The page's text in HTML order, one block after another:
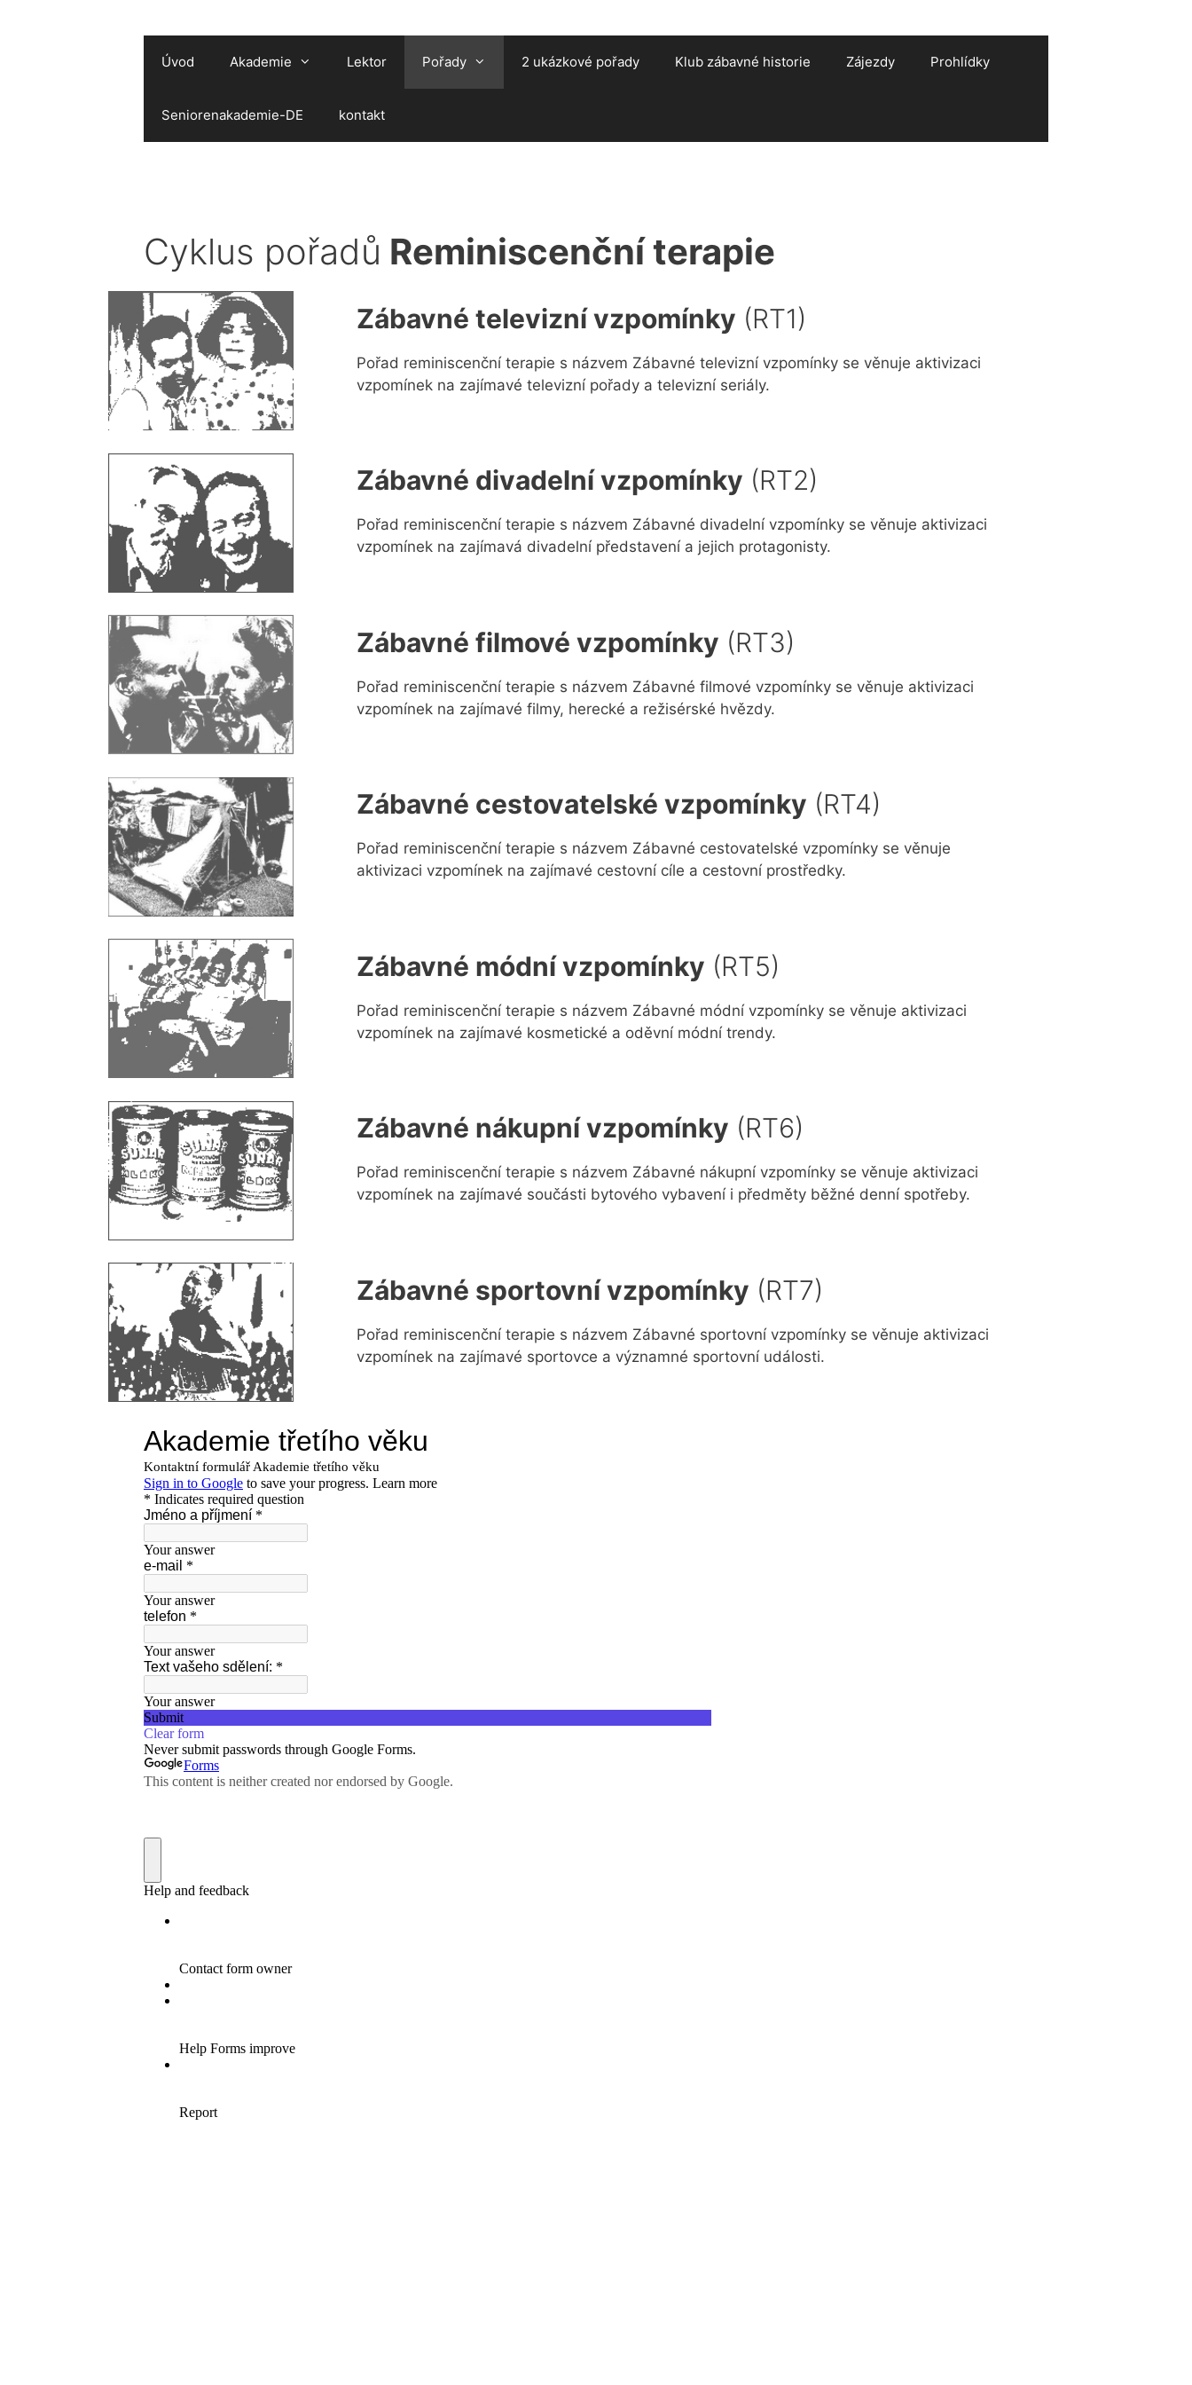
Úvod Akademie Lektor Pořady 2 ukázkové pořady Klub zábavné historie Zájezdy Prohlídky
Seniorenakademie-DE kontakt
Cyklus pořadů Reminiscenční terapie
Zábavné televizní vzpomínky (RT1)
Pořad reminiscenční terapie s názvem Zábavné televizní vzpomínky se věnuje aktivizaci
vzpomínek na zajímavé televizní pořady a televizní seriály.
Zábavné divadelní vzpomínky (RT2)
Pořad reminiscenční terapie s názvem Zábavné divadelní vzpomínky se věnuje aktivizaci
vzpomínek na zajímavá divadelní představení a jejich protagonisty.
Zábavné filmové vzpomínky (RT3)
Pořad reminiscenční terapie s názvem Zábavné filmové vzpomínky se věnuje aktivizaci
vzpomínek na zajímavé filmy, herecké a režisérské hvězdy.
Zábavné cestovatelské vzpomínky (RT4)
Pořad reminiscenční terapie s názvem Zábavné cestovatelské vzpomínky se věnuje
aktivizaci vzpomínek na zajímavé cestovní cíle a cestovní prostředky.
Zábavné módní vzpomínky (RT5)
Pořad reminiscenční terapie s názvem Zábavné módní vzpomínky se věnuje aktivizaci
vzpomínek na zajímavé kosmetické a oděvní módní trendy.
Zábavné nákupní vzpomínky (RT6)
Pořad reminiscenční terapie s názvem Zábavné nákupní vzpomínky se věnuje aktivizaci
vzpomínek na zajímavé součásti bytového vybavení i předměty běžné denní spotřeby.
Zábavné sportovní vzpomínky (RT7)
Pořad reminiscenční terapie s názvem Zábavné sportovní vzpomínky se věnuje aktivizaci
vzpomínek na zajímavé sportovce a významné sportovní události.